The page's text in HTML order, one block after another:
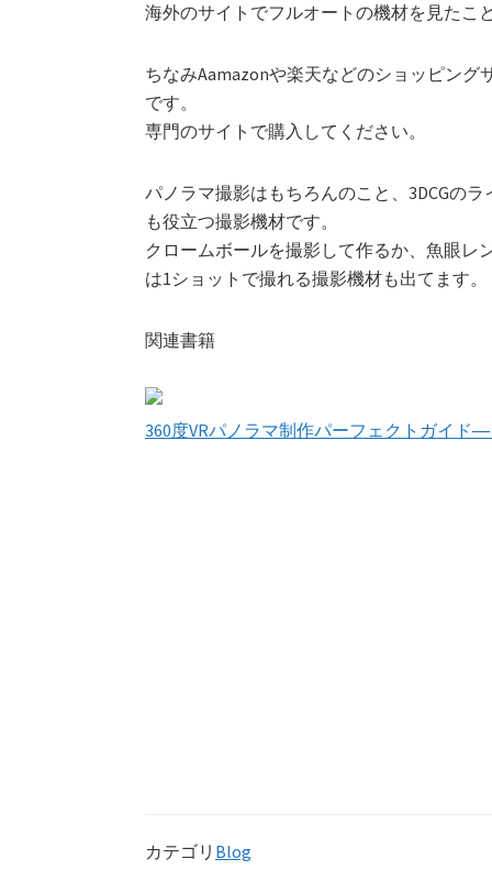
海外のサイトでフルオートの機材を見たこ
ちなみAamazonや楽天などのショッピング
です。
専門のサイトで購入してください。
パノラマ撮影はもちろんのこと、3DCGの
も役立つ撮影機材です。
クロームボールを撮影して作るか、魚眼レ
は1ショットで撮れる撮影機材も出てます。
関連書籍
360度VRパノラマ制作パーフェクトガイド
カテゴリ Blog